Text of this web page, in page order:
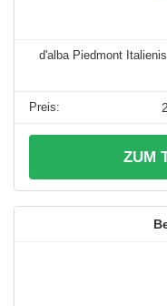
d'alba Piedmont
ZUM